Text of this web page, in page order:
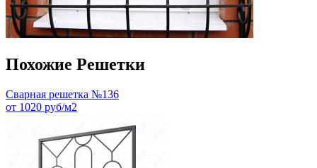
Похожие Решетки
Сварная решетка №136
от 1020 руб/м2